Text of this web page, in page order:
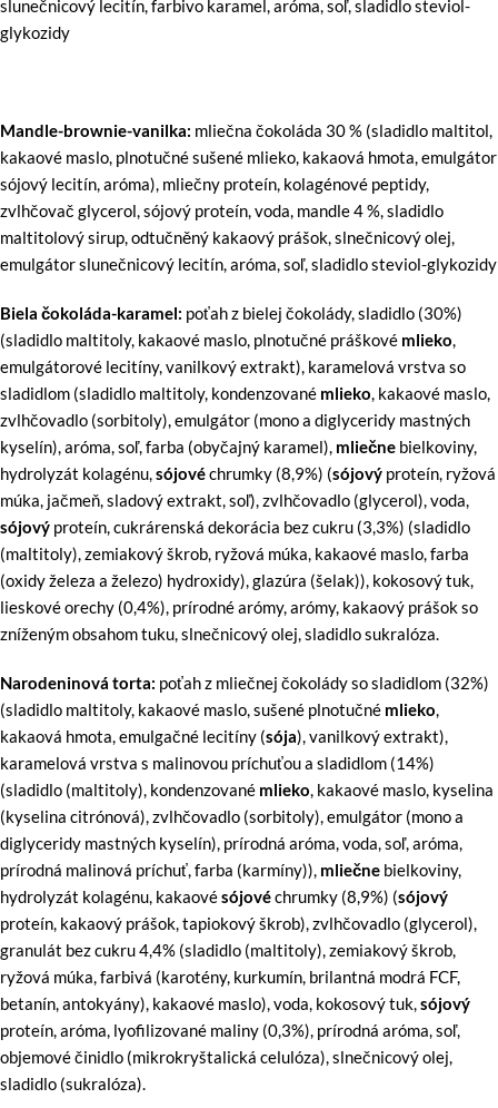
slunečnicový lecitín, farbivo karamel, aróma, soľ, sladidlo steviol-
glykozidy
Mandle-brownie-vanilka: mliečna čokoláda 30 % (sladidlo maltitol,
kakaové maslo, plnotučné sušené mlieko, kakaová hmota, emulgátor
sójový lecitín, aróma), mliečny proteín, kolagénové peptidy,
zvlhčovač glycerol, sójový proteín, voda, mandle 4 %, sladidlo
maltitolový sirup, odtučněný kakaový prášok, slnečnicový olej,
emulgátor slunečnicový lecitín, aróma, soľ, sladidlo steviol-glykozidy
Biela čokoláda-karamel: poťah z bielej čokolády, sladidlo (30%)
(sladidlo maltitoly, kakaové maslo, plnotučné práškové mlieko
emulgátorové lecitíny, vanilkový extrakt), karamelová vrstva so
sladidlom (sladidlo maltitoly, kondenzované mlieko , kakaové maslo,
zvlhčovadlo (sorbitoly), emulgátor (mono a diglyceridy mastných
kyselín), aróma, soľ, farba (obyčajný karamel), mliečne bielkoviny,
hydrolyzát kolagénu, sójovéchrumky (8,9%) (sójový proteín, ryžová
múka, jačmeň, sladový extrakt, soľ), zvlhčovadlo (glycerol), voda,
sójový proteín, cukrárenská dekorácia bez cukru (3,3%) (sladidlo
(maltitoly), zemiakový škrob, ryžová múka, kakaové maslo, farba
(oxidy železa a železo) hydroxidy), glazúra (šelak)), kokosový tuk,
lieskové orechy (0,4%), prírodné arómy, arómy, kakaový prášok so
zníženým obsahom tuku, slnečnicový olej, sladidlo sukralóza.
Narodeninová torta: poťah z mliečnej čokolády so sladidlom (32%)
(sladidlo maltitoly, kakaové maslo, sušené plnotučné mlieko
kakaová hmota, emulgačné lecitíny (sója), vanilkový extrakt),
karamelová vrstva s malinovou príchuťou a sladidlom (14%)
(sladidlo (maltitoly), kondenzované mlieko , kakaové maslo, kyselina
(kyselina citrónová), zvlhčovadlo (sorbitoly), emulgátor (mono a
diglyceridy mastných kyselín), prírodná aróma, voda, soľ, aróma,
prírodná malinová príchuť, farba (karmíny)), mliečne bielkoviny,
hydrolyzát kolagénu, kakaovésójovéchrumky (8,9%) (sójový
proteín, kakaový prášok, tapiokový škrob), zvlhčovadlo (glycerol),
granulát bez cukru 4,4% (sladidlo (maltitoly), zemiakový škrob,
ryžová múka, farbivá (karotény, kurkumín, brilantná modrá FCF,
betanín, antokyány), kakaové maslo), voda, kokosový tuk, sójový
proteín, aróma, lyofilizované maliny (0,3%), prírodná aróma, soľ,
objemové činidlo (mikrokryštalická celulóza), slnečnicový olej,
sladidlo (sukralóza).